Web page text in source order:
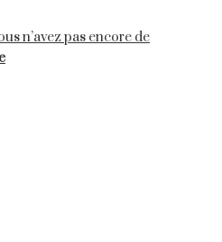
n’avez pas encore de